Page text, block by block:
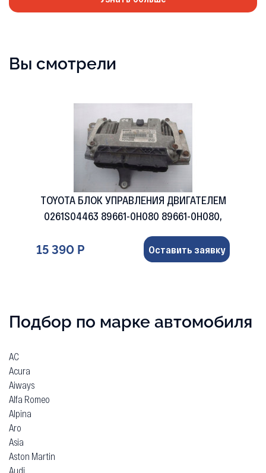
Вы смотрели
TOYOTA БЛОК УПРАВЛЕНИЯ ДВИГАТЕЛЕМ
0261S04463 89661-0H080 89661-0H080,
15 390 Р Оставить заявку
Подбор по марке автомобиля
AC
Acura
Aiways
Alfa Romeo
Alpina
Aro
Asia
Aston Martin
Audi